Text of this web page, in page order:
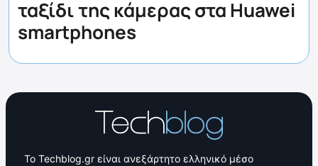
ταξίδι της κάμερας στα Huawei
smartphones
Το Techblog.gr είναι ανεξάρτητο ελληνικό μέσο